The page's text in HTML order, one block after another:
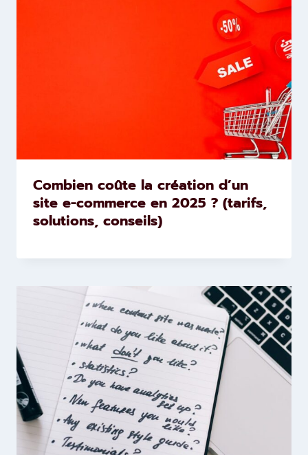
Combien coûte la création d’un
site e-commerce en 2025 ? (tarifs,
solutions, conseils)